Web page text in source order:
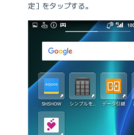
定］をタップする。